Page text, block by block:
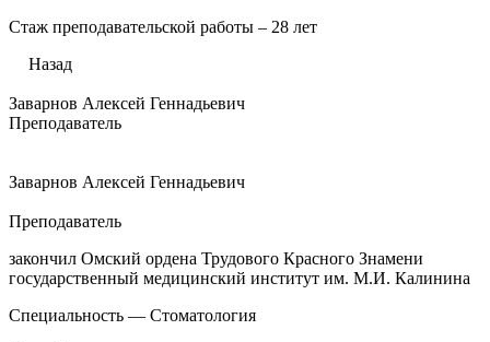
Стаж преподавательской работы – 28 лет
Назад
Заварнов Алексей Геннадьевич
Преподаватель
Заварнов Алексей Геннадьевич
Преподаватель
закончил Омский ордена Трудового Красного Знамени
государственный медицинский институт им. М.И. Калинина
Специальность — Стоматология